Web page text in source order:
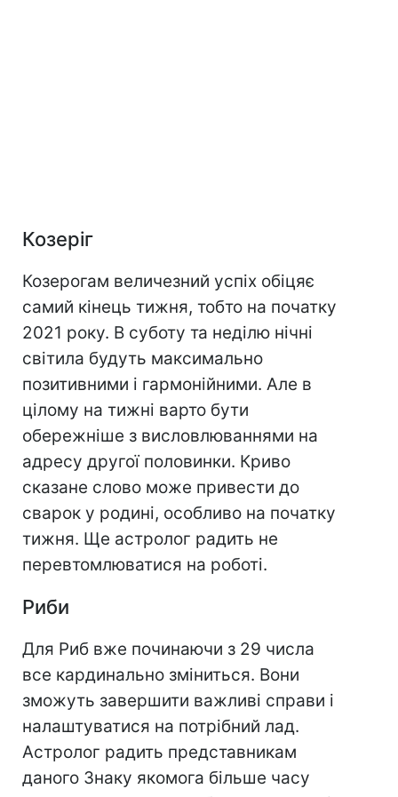
Козеріг
Козерогам величезний успіх обіцяє
самий кінець тижня, тобто на початку
2021 року. В суботу та неділю нічні
світила будуть максимально
позитивними і гармонійними. Але в
цілому на тижні варто бути
обережніше з висловлюваннями на
адресу другої половинки. Криво
сказане слово може привести до
сварок у родині, особливо на початку
тижня. Ще астролог радить не
перевтомлюватися на роботі.
Риби
Для Риб вже починаючи з 29 числа
все кардинально зміниться. Вони
зможуть завершити важливі справи і
налаштуватися на потрібний лад.
Астролог радить представникам
даного Знаку якомога більше часу